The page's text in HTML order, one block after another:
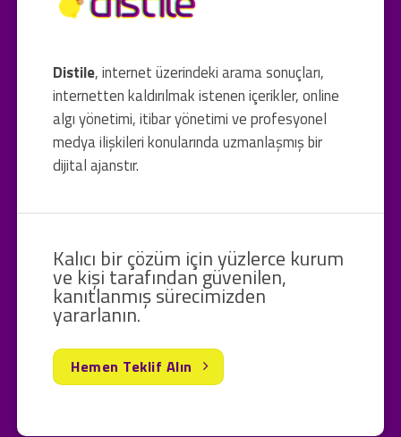
Distile, internet üzerindeki arama sonuçları,
internetten kaldırılmak istenen içerikler, online
algı yönetimi, itibar yönetimi ve profesyonel
medya ilişkileri konularında uzmanlaşmış bir
dijital ajanstır.
Kalıcı bir çözüm için yüzlerce kurum
ve kişi tarafından güvenilen,
kanıtlanmış sürecimizden
yararlanın.
Hemen Teklif Alın